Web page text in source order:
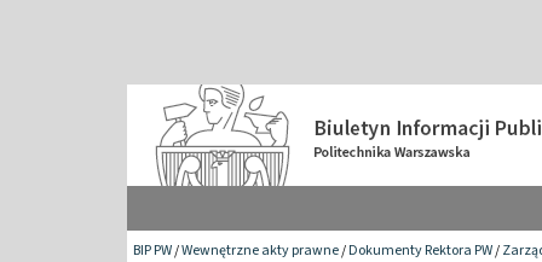
BIP PW/Wewnętrzne akty prawne/Dokumenty Rektora PW/